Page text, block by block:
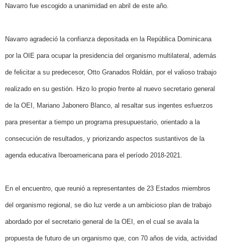
Navarro fue escogido a unanimidad en abril de este año.
Navarro agradeció la confianza depositada en la República Dominicana
por la OIE para ocupar la presidencia del organismo multilateral, además
de felicitar a su predecesor, Otto Granados Roldán, por el valioso trabajo
realizado en su gestión. Hizo lo propio frente al nuevo secretario general
de la OEI, Mariano Jabonero Blanco, al resaltar sus ingentes esfuerzos
para presentar a tiempo un programa presupuestario, orientado a la
consecución de resultados, y priorizando aspectos sustantivos de la
agenda educativa Iberoamericana para el período 2018-2021.
En el encuentro, que reunió a representantes de 23 Estados miembros
del organismo regional, se dio luz verde a un ambicioso plan de trabajo
abordado por el secretario general de la OEI, en el cual se avala la
propuesta de futuro de un organismo que, con 70 años de vida, actividad